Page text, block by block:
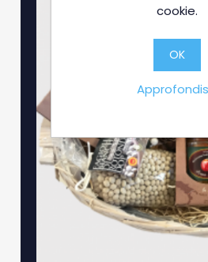
cookie.
OK